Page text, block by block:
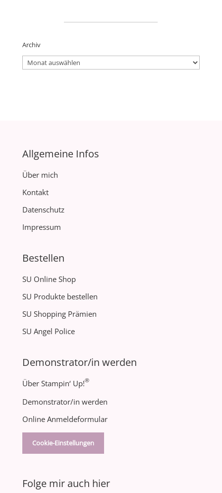
Archiv
Archiv
Allgemeine Infos
Über mich
Kontakt
Datenschutz
Impressum
Bestellen
SU Online Shop
SU Produkte bestellen
SU Shopping Prämien
SU Angel Police
Demonstrator/in werden
Über Stampin‘ Up!®
Demonstrator/in werden
Online Anmeldeformular
Cookie-Einstellungen
Folge mir auch hier